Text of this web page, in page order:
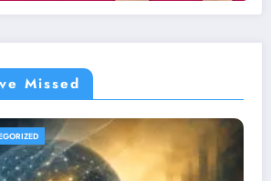
Missed
NACIONAL UNCATEGORIZED